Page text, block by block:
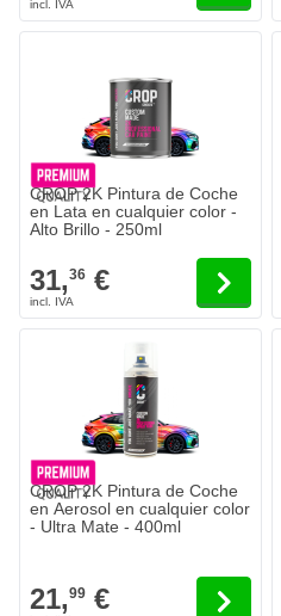
CROP 2K Pintura de Coche
en Lata en cualquier color -
Alto Brillo - 250ml
31,36 €
CROP 2K Pintura de Coche
en Aerosol en cualquier color
- Ultra Mate - 400ml
21,99 €